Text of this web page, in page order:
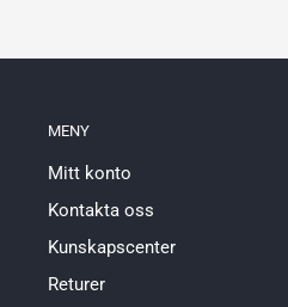
MENY
Mitt konto
Kontakta oss
Kunskapscenter
Returer